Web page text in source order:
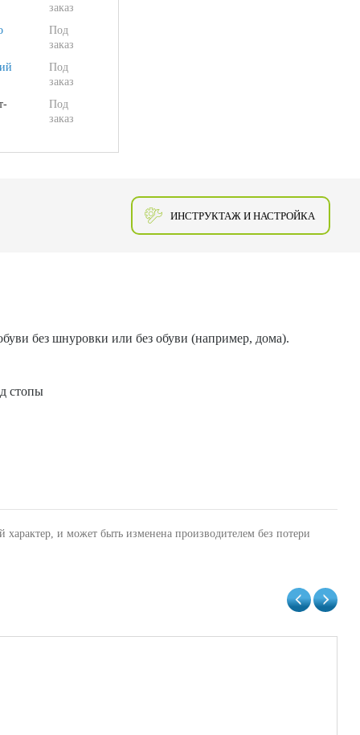
заказ
Под
заказ
Под
заказ
Под
заказ
ИНСТРУКТАЖ И НАСТРОЙКА
без шнуровки или без обуви (например, дома).
стопы
и может быть изменена производителем без потери